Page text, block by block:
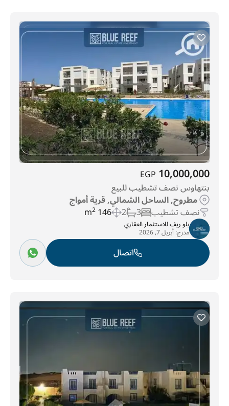
10,000,000
EGP
بنتهاوس نصف تشطيب للبيع
مطروح, الساحل الشمالي, قرية أمواج
نصف تشطيب 3
2
146 m
2
بلو ريف للاستثمار العقاري
مدرج:أبريل 7, 2026
اتصال